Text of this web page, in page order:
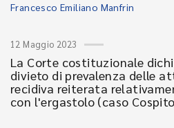
Francesco Emiliano Manfrin
12 Maggio 2023
La Corte costituzionale
divieto di prevalenza delle
recidiva reiterata
con l'ergastolo (caso